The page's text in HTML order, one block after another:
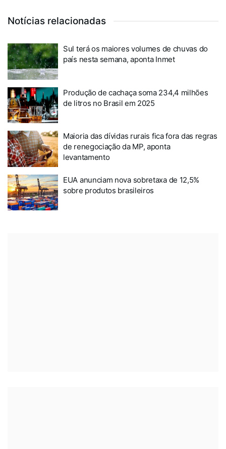
Notícias relacionadas
Sul terá os maiores volumes de chuvas do
país nesta semana, aponta Inmet
Produção de cachaça soma 234,4 milhões
de litros no Brasil em 2025
Maioria das dívidas rurais fica fora das regras
de renegociação da MP, aponta
levantamento
EUA anunciam nova sobretaxa de 12,5%
sobre produtos brasileiros